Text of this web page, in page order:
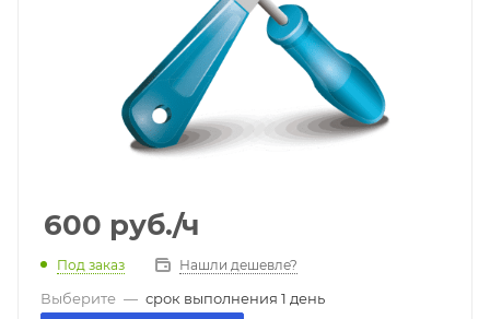
600 руб./ч
Под заказ Нашли дешевле?
Выберите — срок выполнения 1 день